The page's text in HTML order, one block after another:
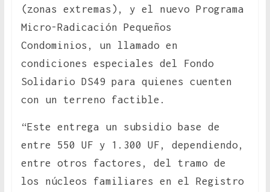
(zonas extremas), y el nuevo Programa
Micro-Radicación Pequeños
Condominios, un llamado en
condiciones especiales del Fondo
Solidario DS49 para quienes cuenten
con un terreno factible.
“Este entrega un subsidio base de
entre 550 UF y 1.300 UF, dependiendo,
entre otros factores, del tramo de
los núcleos familiares en el Registro